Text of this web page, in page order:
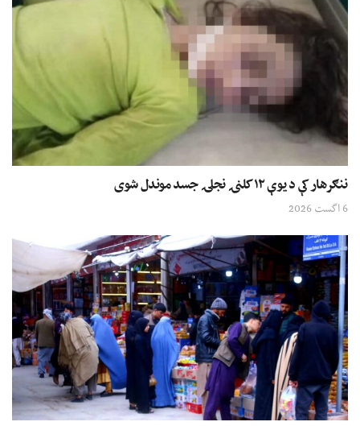
ننګرهار کې د یوې ۱۲ کلنۍ نجلۍ جسد موندل شوی
6 اگست 2026